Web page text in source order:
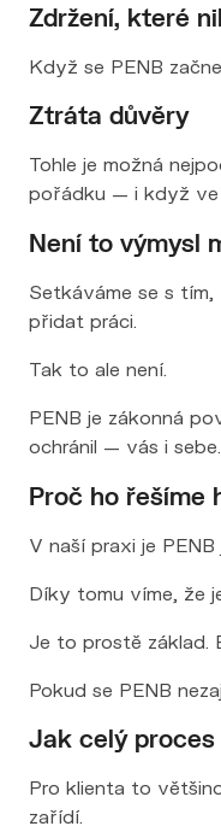
Zdržení, které
Když se PENB
Ztráta důvěry
Tohle je možná
pořádku — i když ve
Není to výmysl
Setkáváme se s
přidat práci.
Tak to ale není.
PENB je zákonná
ochránil — vás i sebe.
Proč ho řešíme
V naší praxi je
Díky tomu víme, že
Je to prostě základ.
Pokud se PENB
Jak celý proces
Pro klienta to
zařídí.